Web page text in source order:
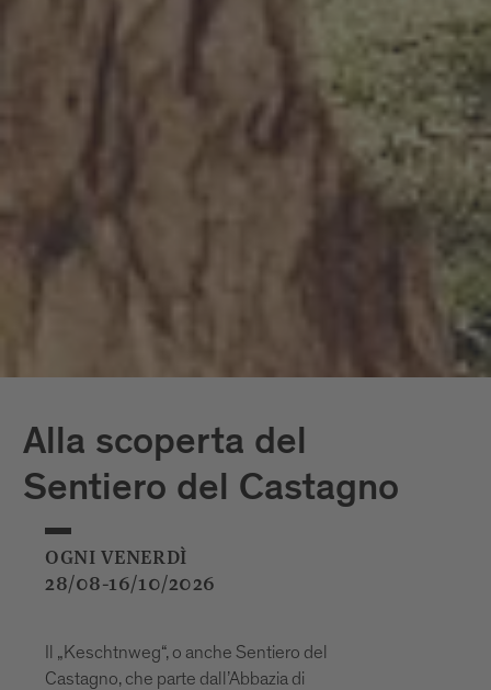
Alla scoperta del
Sentiero del Castagno
OGNI VENERDÌ
28/08-16/10/2026
Il „Keschtnweg“, o anche Sentiero del
Castagno, che parte dall’Abbazia di